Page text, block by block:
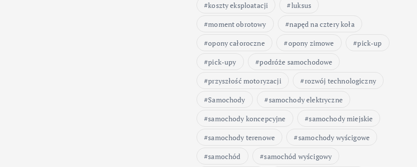
koszty eksploatacji
luksus
moment obrotowy
napęd na cztery koła
opony całoroczne
opony zimowe
pick-up
pick-upy
podróże samochodowe
przyszłość motoryzacji
rozwój technologiczny
Samochody
samochody elektryczne
samochody koncepcyjne
samochody miejskie
samochody terenowe
samochody wyścigowe
samochód
samochód wyścigowy